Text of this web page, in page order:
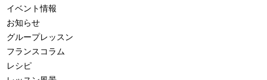
イベント情報
お知らせ
グループレッスン
フランスコラム
レシピ